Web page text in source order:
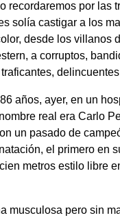
recordaremos por las
solía castigar a los
desde los villanos
a corruptos,
años, ayer, en un
real era Carlo
un pasado de
el primero en
metros estilo libre
musculosa pero sin